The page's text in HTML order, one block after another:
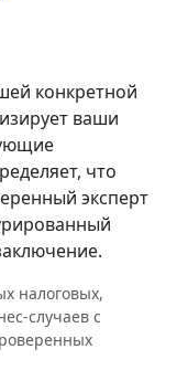
конкретной
ваши
что
эксперт
налоговых,
случаев с